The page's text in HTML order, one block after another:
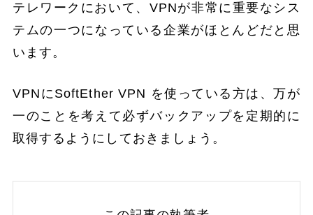
テレワークにおいて、VPNが非常に重要なシス
テムの一つになっている企業がほとんどだと思
います。
VPNにSoftEther VPN を使っている方は、万が
一のことを考えて必ずバックアップを定期的に
取得するようにしておきましょう。